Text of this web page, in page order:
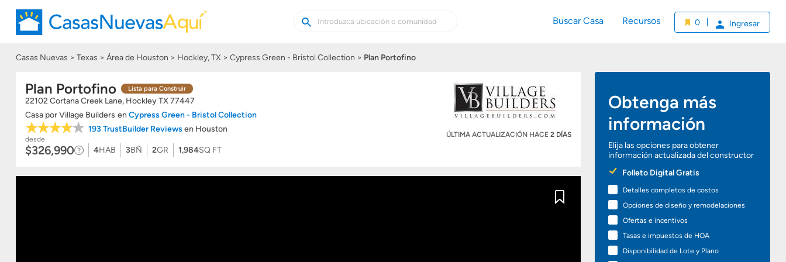
Buscar
casas
Buscar
Buscar Casa Recursos 0 Ingresar
Casas Nuevas Texas Área de Houston Hockley, TX Cypress Green - Bristol Collection Plan Portofino
Plan Portofino Lista para Construir
22102 Cortana Creek Lane, HockleyTX77447
Casa porVillage Builders en Cypress Green - Bristol Collection
193 TrustBuilder Reviews en Houston
ÚLTIMA ACTUALIZACIÓN HACE 2 DÍAS
desde
$326,990 4HAB 3BÑ 2GR 1,984SQ FT
Obtenga más
información
Elija las opciones para obtener
información actualizada del constructor
Preferred
Options
Folleto Digital Gratis
Detalles completos de costos
Opciones de diseño y remodelaciones
Ofertas e incentivos
Tasas e impuestos de HOA
Disponibilidad de Lote y Plano
Guardar